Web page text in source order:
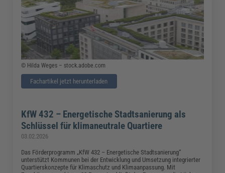
© Hilda Weges – stock.adobe.com
Fachartikel jetzt herunterladen
KfW 432 – Energetische Stadtsanierung als
Schlüssel für klimaneutrale Quartiere
03.02.2026
Das Förderprogramm „KfW 432 – Energetische Stadtsanierung“
unterstützt Kommunen bei der Entwicklung und Umsetzung integrierter
Quartierskonzepte für Klimaschutz und Klimaanpassung. Mit